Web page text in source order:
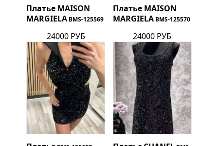
Платье MAISON
MARGIELA BMS-125569
24000 РУБ
Платье MAISON
MARGIELA BMS-125570
24000 РУБ